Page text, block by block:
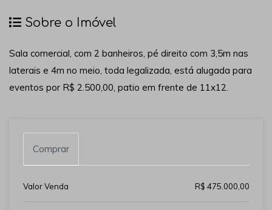
Sobre o Imóvel
Sala comercial, com 2 banheiros, pé direito com 3,5m nas
laterais e 4m no meio, toda legalizada, está alugada para
eventos por R$ 2.500,00, patio em frente de 11x12.
Comprar
Valor Venda R$ 475.000,00